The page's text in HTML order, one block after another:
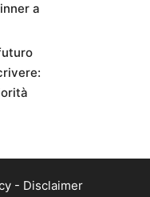
a
- Disclaimer